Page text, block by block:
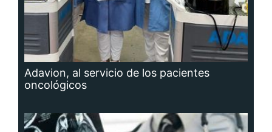
Adavion, al servicio de los pacientes
oncológicos